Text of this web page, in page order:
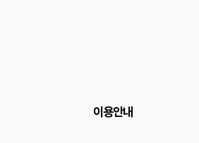
이용안내